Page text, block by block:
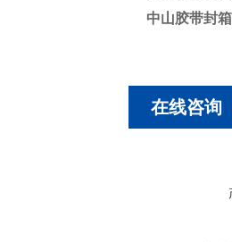
中山胶带封
在线咨询